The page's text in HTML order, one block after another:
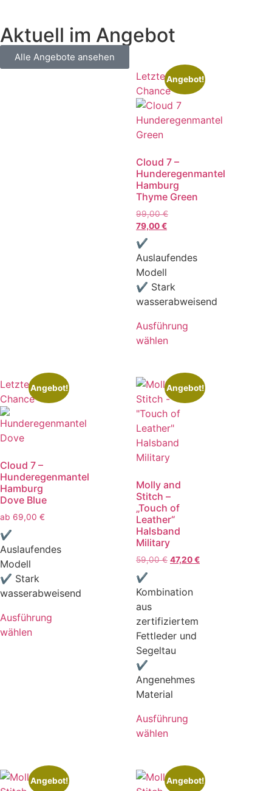
Aktuell im Angebot
Alle Angebote ansehen
Letzte
Chance
Angebot!
Cloud 7 –
Hunderegenmantel
Hamburg
Thyme Green
99,00€
79,00€
✔
Auslaufendes
Modell
✔ Stark
wasserabweisend
Ausführung
wählen
Letzte
Chance
Angebot!
Cloud 7 –
Hunderegenmantel
Hamburg
Dove Blue
ab 69,00 €
✔
Auslaufendes
Modell
✔ Stark
wasserabweisend
Ausführung
wählen
Angebot!
Molly and
Stitch –
„Touch of
Leather“
Halsband
Military
59,00€ 47,20€
✔
Kombination
aus
zertifiziertem
Fettleder und
Segeltau
✔
Angenehmes
Material
Ausführung
wählen
Angebot! Angebot!